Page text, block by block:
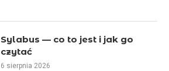
Sylabus — co to jest i jak go
czytać
6 sierpnia 2026